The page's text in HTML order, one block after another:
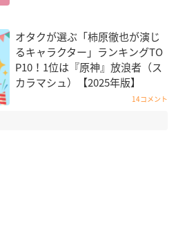
オタクが選ぶ「柿原徹也が演じ
るキャラクター」ランキングTO
P10！1位は『原神』放浪者（ス
カラマシュ）【2025年版】
14コメント